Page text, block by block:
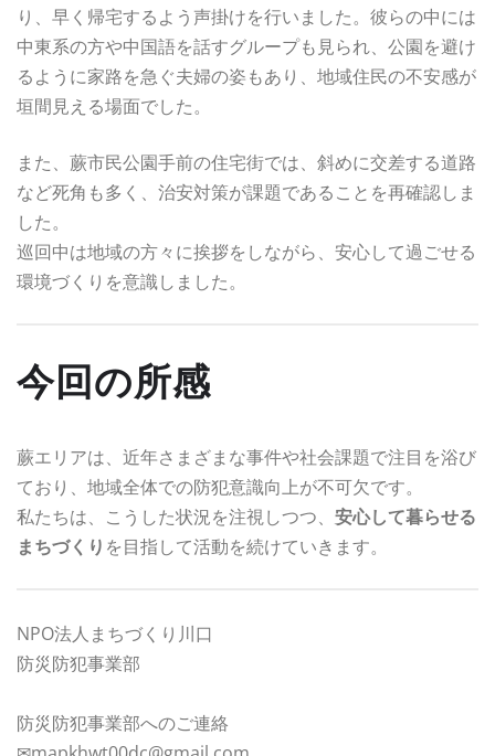
り、早く帰宅するよう声掛けを行いました。彼らの中には
中東系の方や中国語を話すグループも見られ、公園を避け
るように家路を急ぐ夫婦の姿もあり、地域住民の不安感が
垣間見える場面でした。
また、蕨市民公園手前の住宅街では、斜めに交差する道路
など死角も多く、治安対策が課題であることを再確認しま
した。
巡回中は地域の方々に挨拶をしながら、安心して過ごせる
環境づくりを意識しました。
今回の所感
蕨エリアは、近年さまざまな事件や社会課題で注目を浴び
ており、地域全体での防犯意識向上が不可欠です。
私たちは、こうした状況を注視しつつ、 安心して暮らせる
まちづくり を目指して活動を続けていきます。
NPO法人まちづくり川口
防災防犯事業部
防災防犯事業部へのご連絡